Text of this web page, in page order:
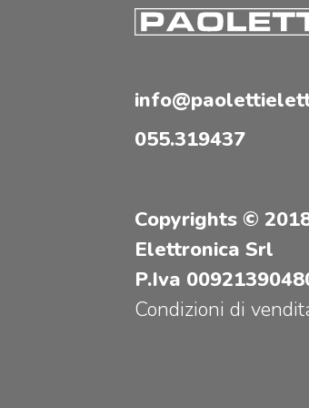
055.319437
Copyrights ©
Elettronica Srl
P.Iva
Condizioni di